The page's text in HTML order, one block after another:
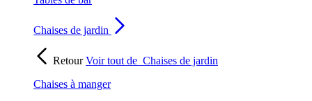
Chaises de jardin
RetourVoir tout de Chaises de jardin
Chaises à manger